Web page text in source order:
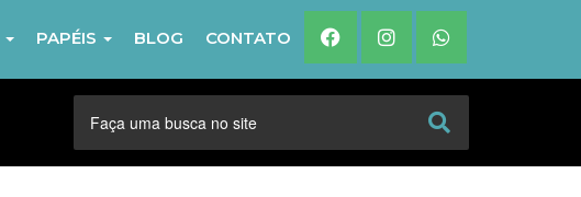
PAPÉIS BLOG CONTATO